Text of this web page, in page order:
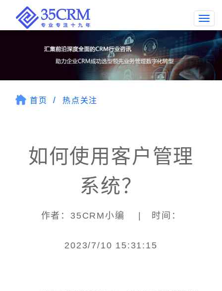
首页 热点关注
如何使用客户管理
系统？
作者：35CRM小编 | 时间：
2023/7/10 15:31:15